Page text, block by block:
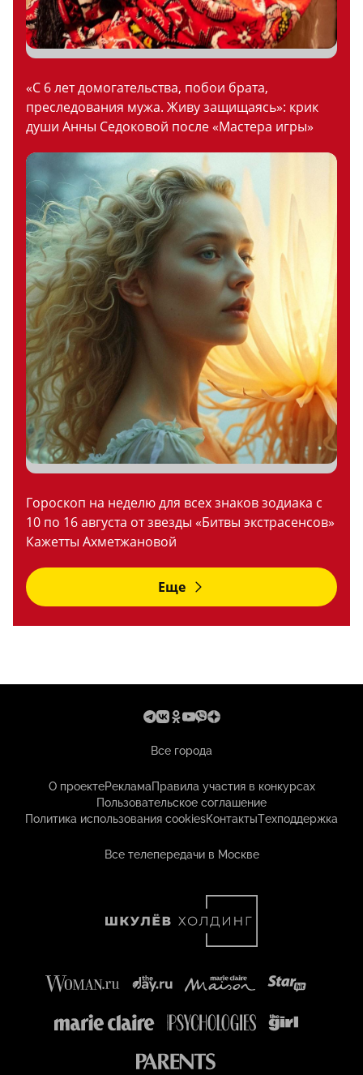
«С 6 лет домогательства, побои брата,
преследования мужа. Живу защищаясь»: крик
души Анны Седоковой после «Мастера игры»
Гороскоп на неделю для всех знаков зодиака с
10 по 16 августа от звезды «Битвы экстрасенсов»
Кажетты Ахметжановой
Еще
Все города
О проектеРекламаПравила участия в конкурсах
Пользовательское соглашение
Политика использования cookiesКонтактыТехподдержка
Все телепередачи в Москве